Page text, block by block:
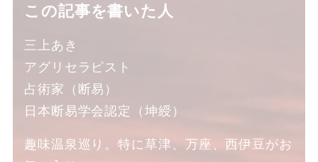
この記事を書いた人
三上あき
アグリセラピスト
占術家（断易）
日本断易学会認定（坤綬）
趣味温泉巡り。特に草津、万座、西伊豆がお